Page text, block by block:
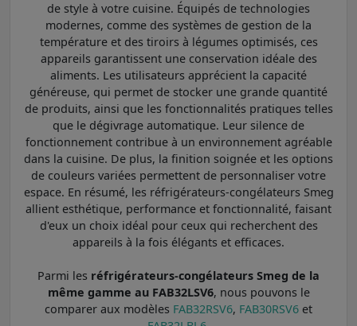
de style à votre cuisine. Équipés de technologies
modernes, comme des systèmes de gestion de la
température et des tiroirs à légumes optimisés, ces
appareils garantissent une conservation idéale des
aliments. Les utilisateurs apprécient la capacité
généreuse, qui permet de stocker une grande quantité
de produits, ainsi que les fonctionnalités pratiques telles
que le dégivrage automatique. Leur silence de
fonctionnement contribue à un environnement agréable
dans la cuisine. De plus, la finition soignée et les options
de couleurs variées permettent de personnaliser votre
espace. En résumé, les réfrigérateurs-congélateurs Smeg
allient esthétique, performance et fonctionnalité, faisant
d'eux un choix idéal pour ceux qui recherchent des
appareils à la fois élégants et efficaces.
Parmi les réfrigérateurs-congélateurs Smeg de la
même gamme au FAB32LSV6, nous pouvons le
comparer aux modèles FAB32RSV6, FAB30RSV6 et